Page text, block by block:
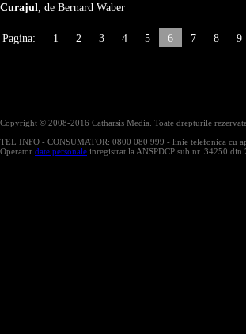
Curajul, de Bernard Waber
Pagina: 1 2 3 4 5 6 7 8 9
Copyright © 2008-2016 Catharsis Media. Toate drepturile
TEL INFO - CONSUMATOR: 0800 080 999 - linie telefonica cu
Operator date personale inregistrat la ANSPDCP sub nr. 34250 din